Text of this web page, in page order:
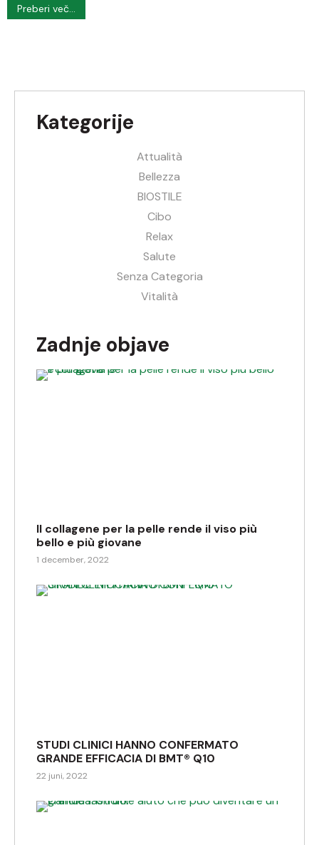
Preberi več...
Kategorije
Attualità
Bellezza
BIOSTILE
Cibo
Relax
Salute
Senza Categoria
Vitalità
Zadnje objave
Il collagene per la pelle rende il viso più
bello e più giovane
1 december, 2022
STUDI CLINICI HANNO CONFERMATO
GRANDE EFFICACIA DI BMT® Q10
22 juni, 2022